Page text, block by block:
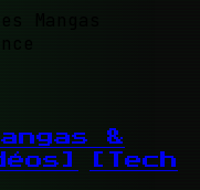
Mangas
&
[Tech